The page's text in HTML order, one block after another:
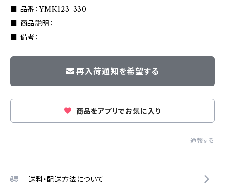
■ 品番：YMK123-330
■ 商品説明：
■ 備考：
再入荷通知を希望する
商品をアプリでお気に入り
通報する
送料・配送方法について